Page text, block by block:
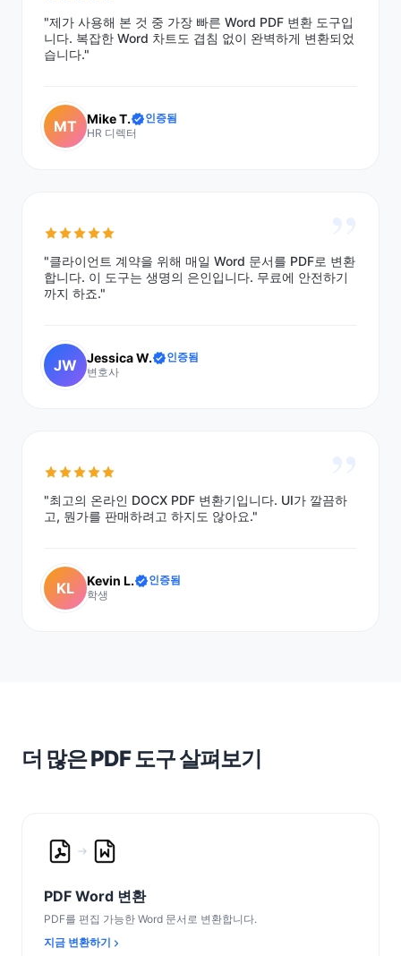
"제가 사용해 본 것 중 가장 빠른 Word PDF 변환 도구입
니다. 복잡한 Word 차트도 겹침 없이 완벽하게 변환되었
습니다."
MT Mike T.
인증됨
HR 디렉터
"클라이언트 계약을 위해 매일 Word 문서를 PDF로 변환
합니다. 이 도구는 생명의 은인입니다. 무료에 안전하기
까지 하죠."
JW Jessica W.
인증됨
변호사
"최고의 온라인 DOCX PDF 변환기입니다. UI가 깔끔하
고, 뭔가를 판매하려고 하지도 않아요."
KL Kevin L.
인증됨
학생
더 많은 PDF 도구 살펴보기
PDF Word 변환
PDF를 편집 가능한 Word 문서로 변환합니다.
지금 변환하기